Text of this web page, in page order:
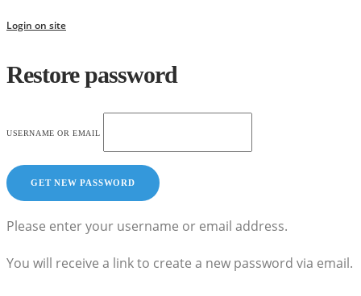
Login on site
Restore password
USERNAME OR EMAIL
Please enter your username or email address.
You will receive a link to create a new password via email.